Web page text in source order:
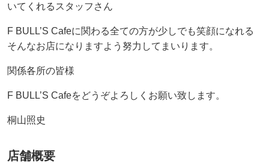
いてくれるスタッフさん
F BULL’S Cafeに関わる全ての方が少しでも笑顔になれる
そんなお店になりますよう努力してまいります。
関係各所の皆様
F BULL’S Cafeをどうぞよろしくお願い致します。
桐山照史
店舗概要